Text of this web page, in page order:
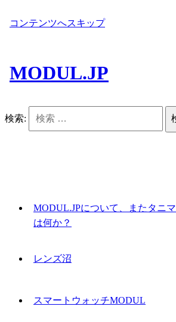
コンテンツへスキップ
MODUL.JP
検索:
MODUL.JPについて、またタニ
は何か？
レンズ沼
スマートウォッチMODUL